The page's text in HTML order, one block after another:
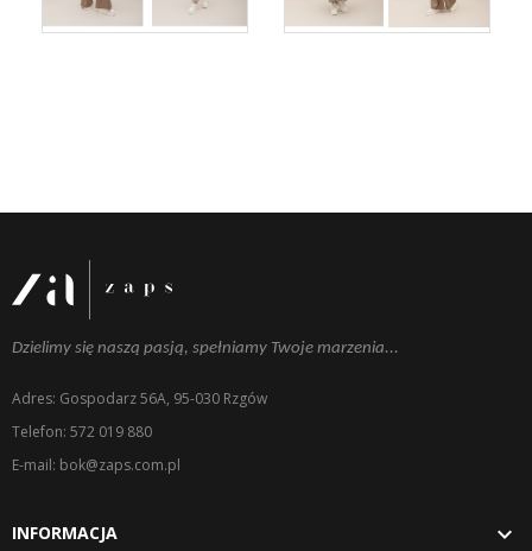
Dzielimy się naszą pasją, spełniamy Twoje marzenia...
Adres: Gospodarz 56A, 95-030 Rzgów
Telefon: 572 019 880
E-mail: bok@zaps.com.pl
INFORMACJA 